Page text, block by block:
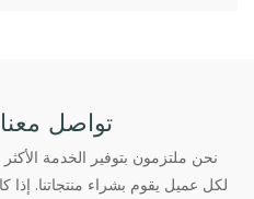
تواصل معنا
نحن ملتزمون بتوفير الخدمة
لكل عميل يقوم بشراء منتجاتنا.